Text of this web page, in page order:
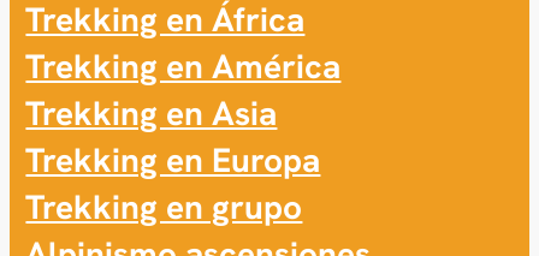
Trekking en África
Trekking en América
Trekking en Asia
Trekking en Europa
Trekking en grupo